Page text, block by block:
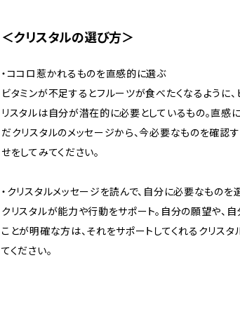
＜クリスタルの選び方＞
・ココロ惹かれるものを直感的に選ぶ
ビタミンが不足するとフルーツが食べたくなるように、
リスタルは自分が潜在的に必要としているもの。直感
だクリスタルのメッセージから、今必要なものを確認
せをしてみてください。
・クリスタルメッセージを読んで、自分に必要なものを
クリスタルが能力や行動をサポート。自分の願望や、
ことが明確な方は、それをサポートしてくれるクリスタ
てください。